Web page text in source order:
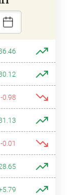
-0.98
-0.01